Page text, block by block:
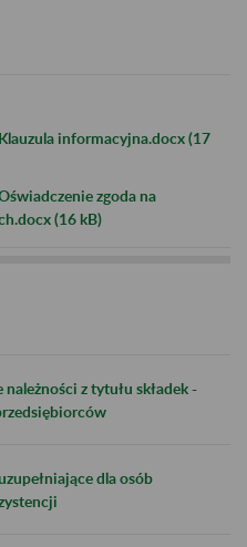
informacyjna.docx (17
zgoda na
(16 kB)
z tytułu składek -
dla osób